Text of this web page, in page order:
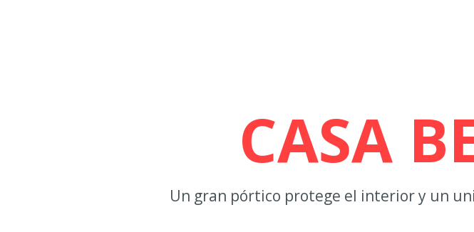
CASA
Un gran pórtico protege el interior y un